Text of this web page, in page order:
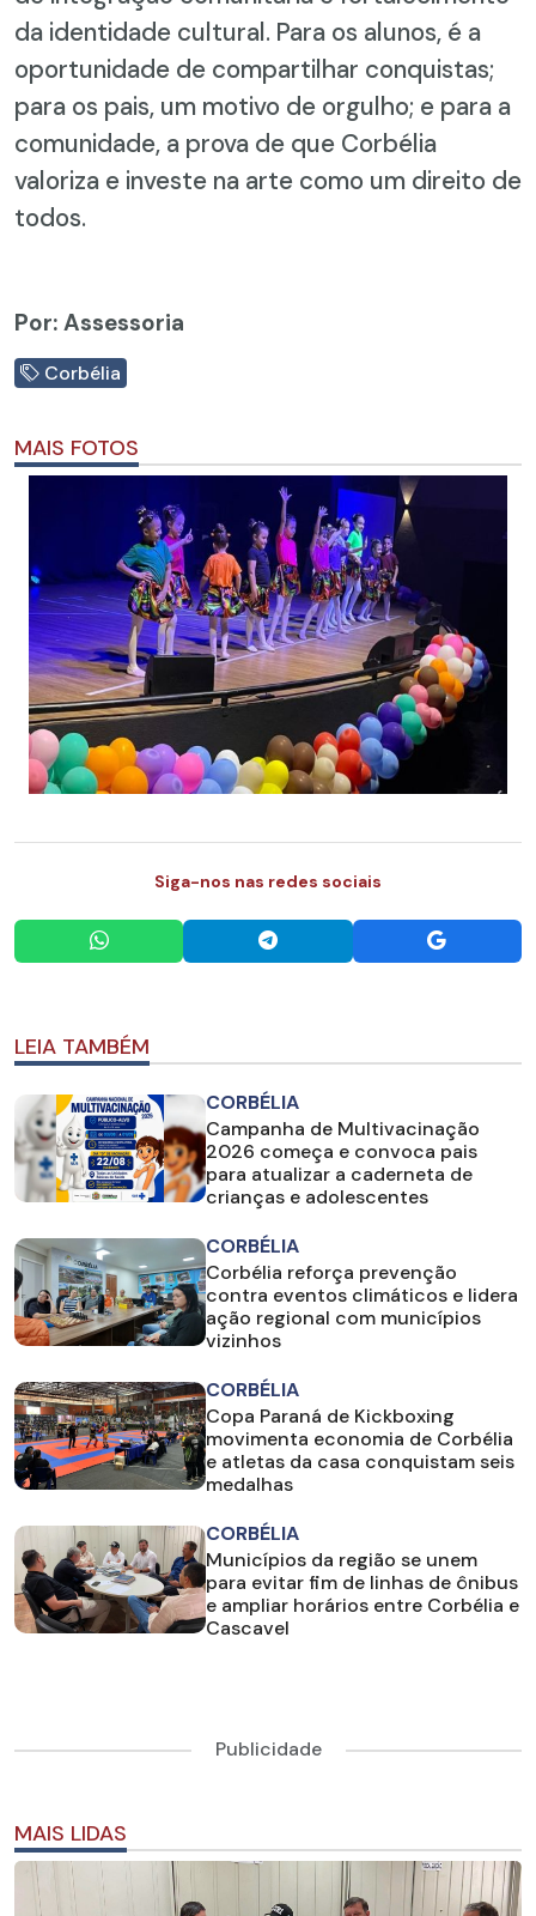
da identidade cultural. Para os alunos, é a
oportunidade de compartilhar conquistas;
para os pais, um motivo de orgulho; e para a
comunidade, a prova de que Corbélia
valoriza e investe na arte como um direito de
todos.
Por: Assessoria
Corbélia
MAIS FOTOS
Siga-nos nas redes sociais
LEIA TAMBÉM
CORBÉLIA
Campanha de Multivacinação
2026 começa e convoca pais
para atualizar a caderneta de
crianças e adolescentes
CORBÉLIA
Corbélia reforça prevenção
contra eventos climáticos e lidera
ação regional com municípios
vizinhos
CORBÉLIA
Copa Paraná de Kickboxing
movimenta economia de Corbélia
e atletas da casa conquistam seis
medalhas
CORBÉLIA
Municípios da região se unem
para evitar fim de linhas de ônibus
e ampliar horários entre Corbélia e
Cascavel
Publicidade
MAIS LIDAS